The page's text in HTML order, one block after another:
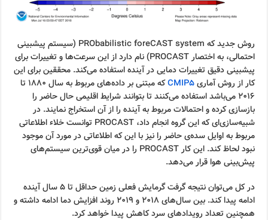
روش جدید که PRObabilistic foreCAST system (سیستم پیشبینی
احتمالی، به اختصار PROCAST) نام دارد از این سرعت‌ها و تغییرات برای
پیشبینی دقیق تغییرات دمایی در آینده استفاده می‌کند. محققین برای این
کار از روش آماریCMIP5
که مبتنی بر داده‌های مربوط به سال ۱۸۸۰ تا
۲۰۱۶ می‌باشد استفاده می‌کنند تا بتوانند شرایط اقلیمی حال حاضر را
بازسازی کرده و احتمالات مربوط به آینده را از آن استخراج نمایند. در
شبیه‌سازی‌ای که این گروه انجام داد، PROCAST توانست خلاء اطلاعاتی
مربوط به اوایل سده‌ی حاضر را نیز با این که اطلاعاتی در مورد آن موجود
نبود لحاظ کند. این کار PROCAST را در میان قوی‌ترین سیستم‌های
پیش‌بینی هوا قرار می‌دهد.
در کل می‌توان نتیجه گرفت گرمایش فعلی زمین حداقل تا ۵ سال آینده
ادامه پیدا کند. بین سال‌های ۲۰۱۸ و ۲۰۱۹ روند افزایش دما ادامه داشته و
همچنین تعداد رویدادهای سرد کاهش پیدا خواهد کرد.